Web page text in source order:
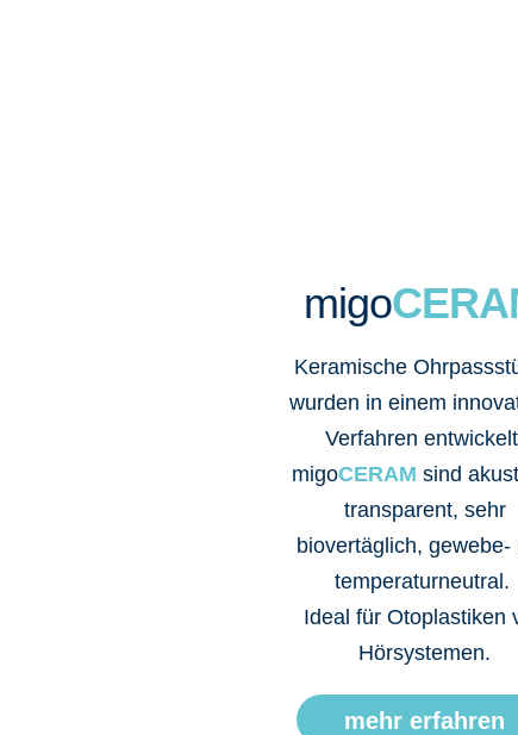
migo
Keramische
wurden in einem
Verfahren
migoCERAM sind
transparent, sehr
biovertäglich, gewebe-
temperaturneutral.
Ideal für Otoplastiken
Hörsystemen.
mehr erfahren